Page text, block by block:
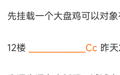
先挂载一个大盘鸡可以对
12楼 _____________Cc 昨